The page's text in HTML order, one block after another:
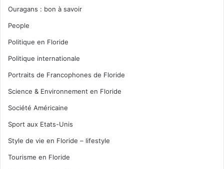
Ouragans : bon à savoir
People
Politique en Floride
Politique internationale
Portraits de Francophones de Floride
Science & Environnement en Floride
Société Américaine
Sport aux Etats-Unis
Style de vie en Floride – lifestyle
Tourisme en Floride